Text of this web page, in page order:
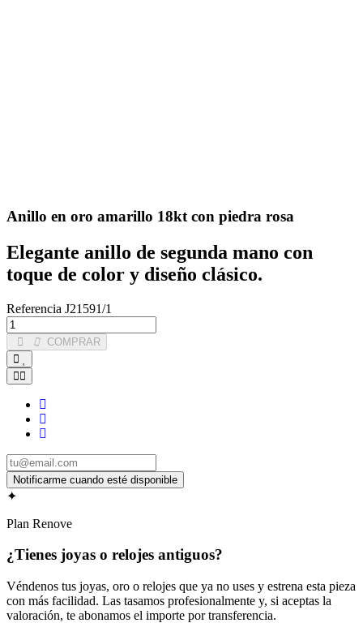
Anillo en oro amarillo 18kt con piedra rosa
Elegante anillo de segunda mano con
toque de color y diseño clásico.
Referencia J21591/1
COMPRAR
✦
Plan Renove
¿Tienes joyas o relojes antiguos?
Véndenos tus joyas, oro o relojes que ya no uses y estrena esta pieza
con más facilidad. Las tasamos profesionalmente y, si aceptas la
valoración, te abonamos el importe por transferencia.